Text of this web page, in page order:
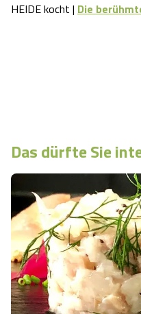
HEIDE kocht | Die
Das dürfte Sie